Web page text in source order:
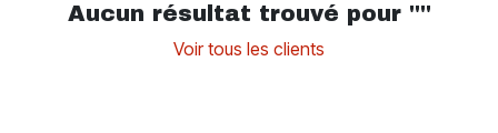
Aucun résultat trouvé pour ""
Voir tous les clients